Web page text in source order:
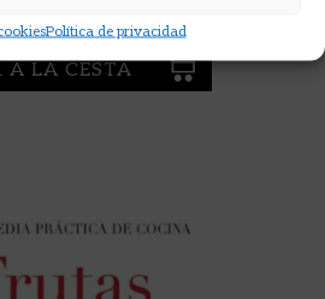
Política de privacidad
A LA CESTA